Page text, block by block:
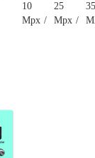
10
Mpx
25
Mpx